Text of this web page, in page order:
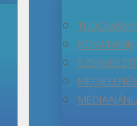
ROVATAINK